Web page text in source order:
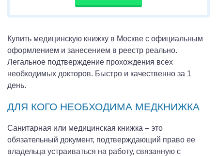
Купить медицинскую книжку в Москве с официальным
оформлением и занесением в реестр реально.
Легальное подтверждение прохождения всех
необходимых докторов. Быстро и качественно за 1
день.
ДЛЯ КОГО НЕОБХОДИМА МЕДКНИЖКА
Санитарная или медицинская книжка – это
обязательный документ, подтверждающий право ее
владельца устраиваться на работу, связанную с